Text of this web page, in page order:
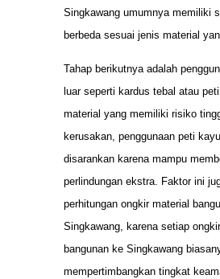
Singkawang umumnya memiliki
berbeda sesuai jenis material
Tahap berikutnya adalah
luar seperti kardus tebal atau
material yang memiliki risiko
kerusakan, penggunaan peti
disarankan karena mampu
perlindungan ekstra. Faktor ini
perhitungan ongkir material
Singkawang, karena setiap
bangunan ke Singkawang
mempertimbangkan tingkat